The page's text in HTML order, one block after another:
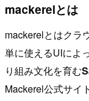
mackerelとは
mackerelとはクラ
単に使えるUIによ
り組み文化を育む
Mackerel公式サイ